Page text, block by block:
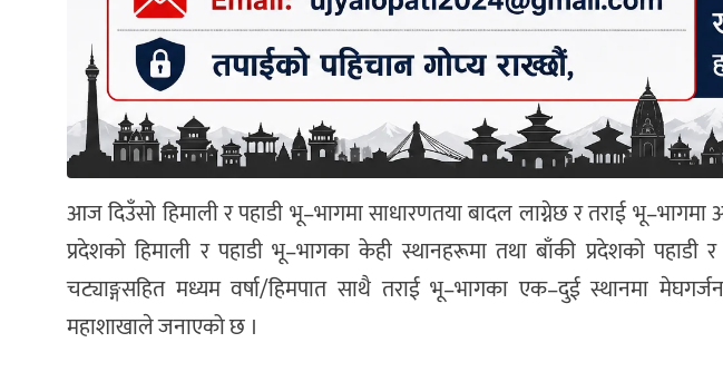
आज दिउँसो हिमाली र पहाडी भू–भागमा साधारणतया बादल लाग्नेछ र तराई
प्रदेशको हिमाली र पहाडी भू–भागका केही स्थानहरूमा तथा बाँकी प्रदेशको
चट्याङ्गसहित मध्यम वर्षा/हिमपात साथै तराई भू–भागका एक–दुई स्थानमा
महाशाखाले जनाएको छ ।